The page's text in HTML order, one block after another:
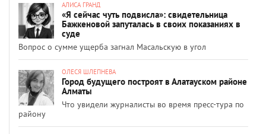
АЛИСА ГРАНД
«Я сейчас чуть подвисла»: свидетельница
Бажкеновой запуталась в своих показаниях в
суде
Вопрос о сумме ущерба загнал Масальскую в угол
ОЛЕСЯ ШЛЕПНЕВА
Город будущего построят в Алатауском районе
Алматы
Что увидели журналисты во время пресс-тура по
району